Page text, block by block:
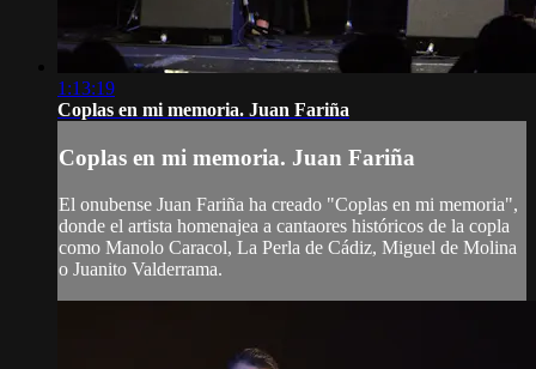
1:13:19
Coplas en mi memoria. Juan Fariña
Coplas en mi memoria. Juan Fariña
El onubense Juan Fariña ha creado "Coplas en mi memoria",
donde el artista homenajea a cantaores históricos de la copla
como Manolo Caracol, La Perla de Cádiz, Miguel de Molina
o Juanito Valderrama.